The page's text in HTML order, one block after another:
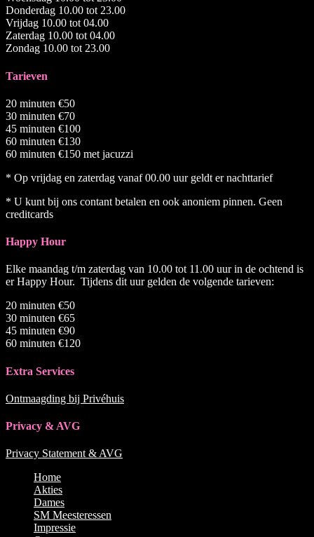
Donderdag 10.00 tot 23.00
Vrijdag 10.00 tot 04.00
Zaterdag 10.00 tot 04.00
Zondag 10.00 tot 23.00
Tarieven
20 minuten €50
30 minuten €70
45 minuten €100
60 minuten €130
60 minuten €150 met jacuzzi
* Op vrijdag en zaterdag vanaf 00.00 uur geldt er nachttarief
* U kunt bij ons contant betalen en ook anoniem pinnen. Geen
creditcards
Happy Hour
Elke maandag t/m zaterdag van 10.00 tot 11.00 uur in de ochtend is
er Happy Hour. Tijdens dit uur gelden de volgende tarieven:
20 minuten €50
30 minuten €65
45 minuten €90
60 minuten €120
Extra Services
Ontmaagding bij Privéhuis
Privacy & AVG
Privacy Statement & AVG
scrollen
Home
Akties
Dames
SM Meesteressen
Impressie